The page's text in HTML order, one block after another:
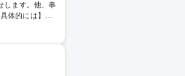
します。他、事
か」をご自身